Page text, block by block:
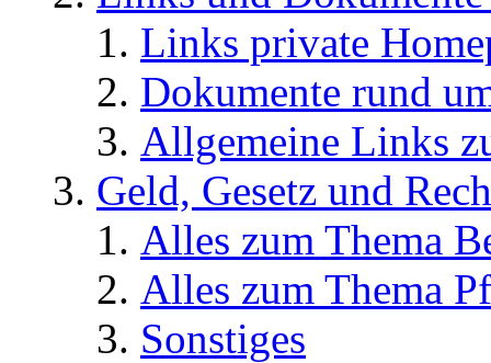
Links private
Dokumente rund
Allgemeine Links
Geld, Gesetz und
Alles zum Thema
Alles zum Thema
Sonstiges